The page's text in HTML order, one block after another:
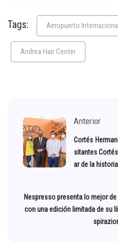
Tags: Aeropuerto
Andrea Hair Center
Anterior
Cortés
sitantes
ar de la
Nespresso presenta lo mejor
con una edición limitada de su